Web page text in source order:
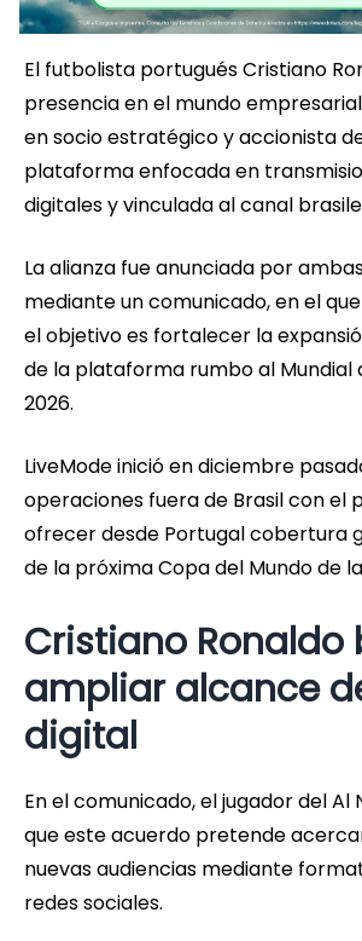
El futbolista portugués Cristiano
presencia en el mundo
en socio estratégico y accionista
plataforma enfocada en
digitales y vinculada al canal
La alianza fue anunciada por
mediante un comunicado, en el
el objetivo es fortalecer la
de la plataforma rumbo al Mundial
2026.
LiveMode inició en diciembre
operaciones fuera de Brasil con el
ofrecer desde Portugal cobertura
de la próxima Copa del Mundo de la
Cristiano Ronaldo
ampliar alcance
digital
En el comunicado, el jugador del Al
que este acuerdo pretende
nuevas audiencias mediante
redes sociales.